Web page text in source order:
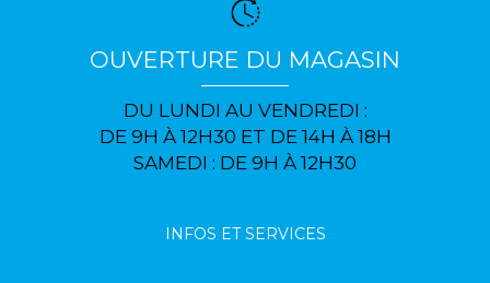
OUVERTURE DU MAGASIN
DU LUNDI AU VENDREDI :
DE 9H À 12H30 ET DE 14H À 18H
SAMEDI : DE 9H À 12H30
INFOS ET SERVICES